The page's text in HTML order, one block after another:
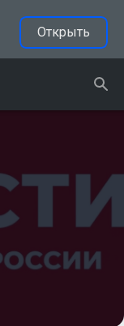
Открыть